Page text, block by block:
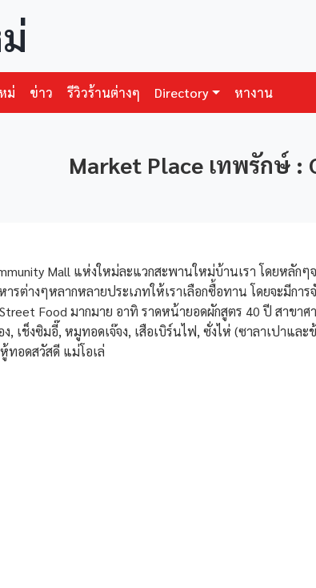
ม่ ข่าว รีวิวร้านต่างๆ Directory หางาน
Market Place เทพรักษ์ :
Mall แห่งใหม่ละแวกสะพานใหม่บ้านเรา โดยหลัก
รต่างๆหลากหลายประเภทให้เราเลือกซื้อทาน โดยจะมีก
Street Food มากมาย อาทิ ราดหน้ายอดผักสูตร 40 ปี สาข
, เช็งซิมอี๊, หมูทอดเจ๊จง, เสือเบิร์นไฟ, ซั่งไห่ (ซาลาเปาแ
ทอดสวัสดี แม่โอเล่